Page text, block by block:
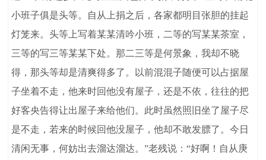
小班子俱是头等。自从上捐之后，各家都明目张胆的挂起
灯笼来。头等上写着某某清吟小班，二等的写某某茶室，
三等的写三等某某下处。那二三等是何景象，我却不晓
得，那头等却是清爽得多了。以前混混子随便可以占据屋
子坐着不走，他来时回他没有屋子，还是不依，往往的把
好客央告得让出屋子来给他们。此时虽然照旧坐了屋子尽
是不走，若来的时候回他没屋子，他却不敢发膘了。今日
清闲无事，何妨出去溜达溜达。”老残说：“好啊！自从庚